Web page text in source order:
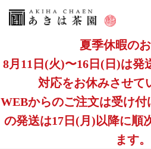
夏季休暇の
8月11日(火)〜16日(日)は発
対応をお休みさせて
WEBからのご注文は受け
の発送は17日(月)以降に順
ます。